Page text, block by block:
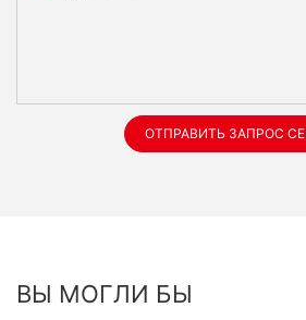
ОТПРАВИТЬ ЗАПРОС
ВЫ МОГЛИ БЫ